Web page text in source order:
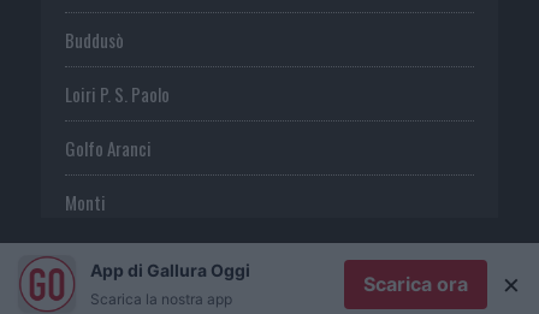
Buddusò
Loiri P. S. Paolo
Golfo Aranci
Monti
Telti
App di Gallura Oggi
Scarica la nostra app
Scarica ora ×